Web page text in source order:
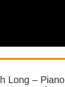
Long – Piano